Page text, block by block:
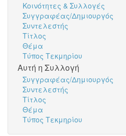
Κοινότητες & Συλλογές
Συγγραφέας/Δημιουργός
Συντελεστής
Τίτλος
Θέμα
Τύπος Τεκμηρίου
Αυτή η Συλλογή
Συγγραφέας/Δημιουργός
Συντελεστής
Τίτλος
Θέμα
Τύπος Τεκμηρίου